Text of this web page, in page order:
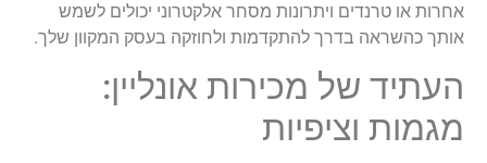
אחרות או טרנדים ויתרונות מסחר אלקטרוני יכולים לשמש
אותך כהשראה בדרך להתקדמות ולחוזקה בעסק המקוון שלך.
העתיד של מכירות אונליין:
מגמות וציפיות